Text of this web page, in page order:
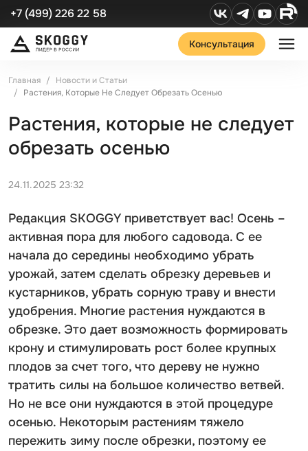
+7 (499) 226 22 58
Консультация
Главная
Новости и Статьи
Растения, Которые Не Следует Обрезать Осенью
Растения, которые не следует
обрезать осенью
24.11.2025 23:32
Редакция SKOGGY приветствует вас! Осень –
активная пора для любого садовода. С ее
начала до середины необходимо убрать
урожай, затем сделать обрезку деревьев и
кустарников, убрать сорную траву и внести
удобрения. Многие растения нуждаются в
обрезке. Это дает возможность формировать
крону и стимулировать рост более крупных
плодов за счет того, что дереву не нужно
тратить силы на большое количество ветвей.
Но не все они нуждаются в этой процедуре
осенью. Некоторым растениям тяжело
пережить зиму после обрезки, поэтому ее